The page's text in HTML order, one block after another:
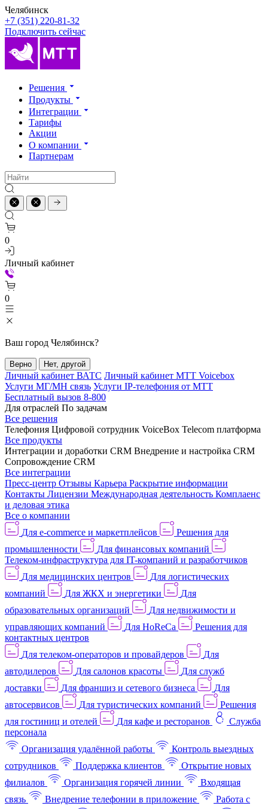
Челябинск
+7 (351) 220-81-32
Подключить сейчас
Решения
Продукты
Интеграции
Тарифы
Акции
О компании
Партнерам
0
Личный кабинет
0
Ваш город Челябинск?
Верно Нет, другой
Личный кабинет ВАТС Личный кабинет МТТ Voicebox
Услуги МГ/МН связь Услуги IP-телефония от МТТ
Бесплатный вызов 8-800
Для отраслей По задачам
Все решения
Телефония Цифровой сотрудник VoiceBox Telecom платформа
Все продукты
Интеграции и доработки CRM Внедрение и настройка CRM
Сопровождение CRM
Все интеграции
Пресс-центр Отзывы Карьера Раскрытие информации
Контакты Лицензии Международная деятельность Комплаенс
и деловая этика
Все о компании
Для e-commerce и маркетплейсов
Решения для
промышленности
Для финансовых компаний
Телеком-инфраструктура для IT-компаний и разработчиков
Для медицинских центров
Для логистических
компаний
Для ЖКХ и энергетики
Для
образовательных организаций
Для недвижимости и
управляющих компаний
Для HoReCa
Решения для
контактных центров
Для телеком-операторов и провайдеров
Для
автодилеров
Для салонов красоты
Для служб
доставки
Для франшиз и сетевого бизнеса
Для
автосервисов
Для туристических компаний
Решения
для гостиниц и отелей
Для кафе и ресторанов
Служба
персонала
Организация удалённой работы
Контроль выездных
сотрудников
Поддержка клиентов
Открытие новых
филиалов
Организация горячей линии
Входящая
связь
Внедрение телефонии в приложение
Работа с